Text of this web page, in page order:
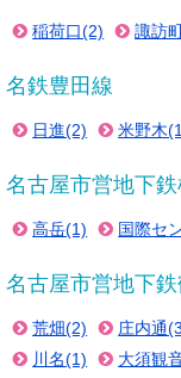
稲荷口(2) 諏訪
名鉄豊田線
日進(2) 米野木
名古屋市営地下
高岳(1) 国際セ
名古屋市営地下
荒畑(2) 庄内通
川名(1)
大須観